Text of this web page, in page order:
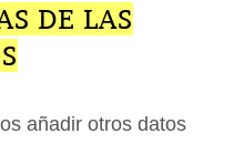
DE LAS
añadir otros datos